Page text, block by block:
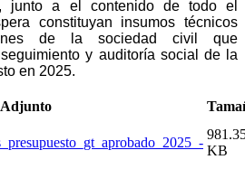
junto a el contenido de todo el
constituyan insumos técnicos
de la sociedad civil que
y auditoría social de la
en 2025.
Adjunto
KB